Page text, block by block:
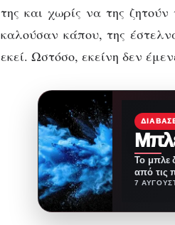
της και χωρίς να της
καλούσαν κάπου, της
εκεί. Ωστόσο, εκείνη δεν
Το μπλε
από τις
7